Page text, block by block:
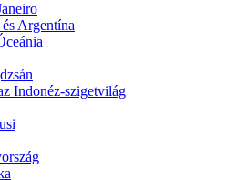
Argentína
Indonéz-szigetvilág